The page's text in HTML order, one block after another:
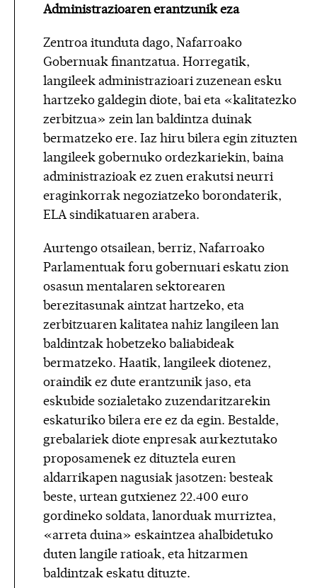
Administrazioaren erantzunik eza
Zentroa itunduta dago, Nafarroako
Gobernuak finantzatua. Horregatik,
langileek administrazioari zuzenean esku
hartzeko galdegin diote, bai eta «kalitatezko
zerbitzua» zein lan baldintza duinak
bermatzeko ere. Iaz hiru bilera egin zituzten
langileek gobernuko ordezkariekin, baina
administrazioak ez zuen erakutsi neurri
eraginkorrak negoziatzeko borondaterik,
ELA sindikatuaren arabera.
Aurtengo otsailean, berriz, Nafarroako
Parlamentuak foru gobernuari eskatu zion
osasun mentalaren sektorearen
berezitasunak aintzat hartzeko, eta
zerbitzuaren kalitatea nahiz langileen lan
baldintzak hobetzeko baliabideak
bermatzeko. Haatik, langileek diotenez,
oraindik ez dute erantzunik jaso, eta
eskubide sozialetako zuzendaritzarekin
eskaturiko bilera ere ez da egin. Bestalde,
grebalariek diote enpresak aurkeztutako
proposamenek ez dituztela euren
aldarrikapen nagusiak jasotzen: besteak
beste, urtean gutxienez 22.400 euro
gordineko soldata, lanorduak murriztea,
«arreta duina» eskaintzea ahalbidetuko
duten langile ratioak, eta hitzarmen
baldintzak eskatu dituzte.